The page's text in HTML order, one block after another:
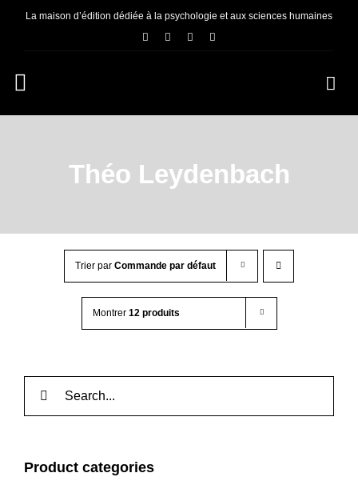
PasserLa maison d’édition dédiée à la psychologie et aux sciences humaines
Navigation
à
NOUS CONNAÎTRE
CONTACT
Théo Leydenbach
Trier par Commande par défaut
Montrer 12 produits
Product categories